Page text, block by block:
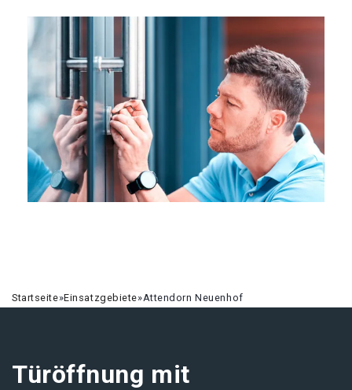
Startseite»Einsatzgebiete»Attendorn Neuenhof
Türöffnung mit